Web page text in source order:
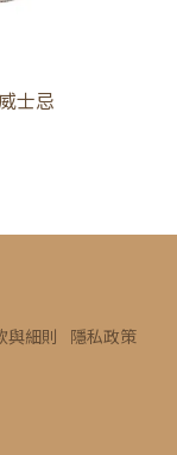
士忌
與細則 隱私政策